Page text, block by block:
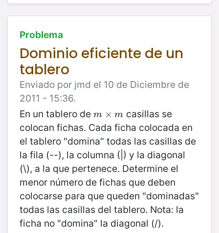
Problema
Dominio eficiente de un
tablero
Enviado por jmd el 10 de Diciembre de
2011 - 15:36.
En un tablero de m × m
m×m
casillas se
colocan fichas. Cada ficha colocada en
el tablero "domina" todas las casillas de
la fila (--), la columna (|) y la diagonal
(\), a la que pertenece. Determine el
menor número de fichas que deben
colocarse para que queden "dominadas"
todas las casillas del tablero. Nota: la
ficha no "domina" la diagonal (/).